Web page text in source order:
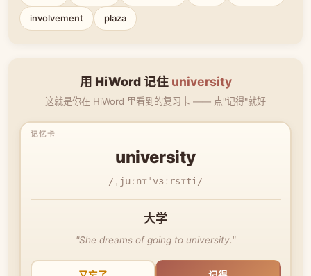
involvement plaza
用 HiWord 记住 university
这就是你在 HiWord 里看到的复习卡 —— 点"记得"就好
university
/ˌjuːnɪˈvɜːrsɪti/
大学
"She dreams of going to university."